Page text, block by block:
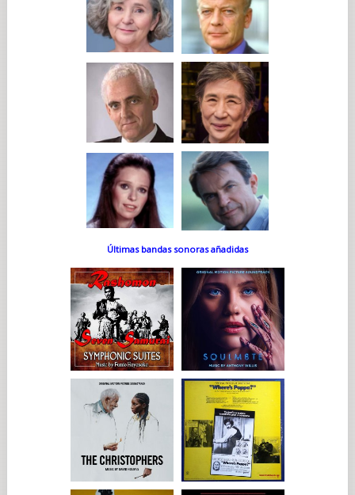
Últimas bandas sonoras añadidas